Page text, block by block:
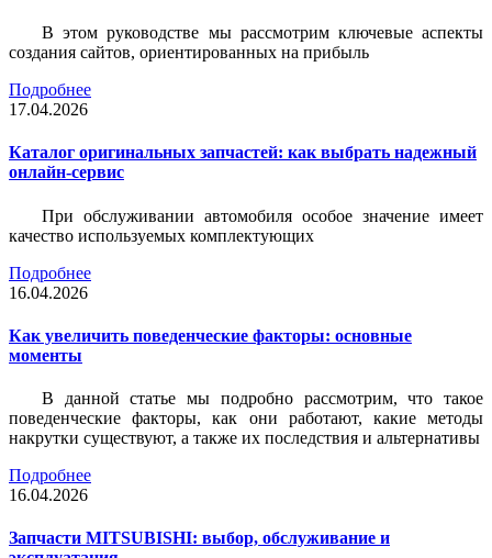
В этом руководстве мы рассмотрим ключевые аспекты
создания сайтов, ориентированных на прибыль
Подробнее
17.04.2026
Каталог оригинальных запчастей: как выбрать надежный
онлайн-сервис
При обслуживании автомобиля особое значение имеет
качество используемых комплектующих
Подробнее
16.04.2026
Как увеличить поведенческие факторы: основные
моменты
В данной статье мы подробно рассмотрим, что такое
поведенческие факторы, как они работают, какие методы
накрутки существуют, а также их последствия и альтернативы
Подробнее
16.04.2026
Запчасти MITSUBISHI: выбор, обслуживание и